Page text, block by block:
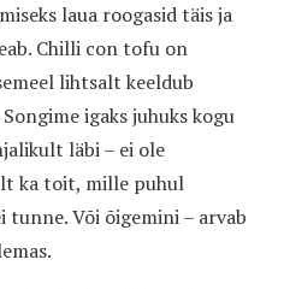
laua roogasid täis ja
Chilli con tofu on
lihtsalt keeldub
igaks juhuks kogu
läbi – ei ole
ka toit, mille puhul
tunne. Või õigemini – arvab